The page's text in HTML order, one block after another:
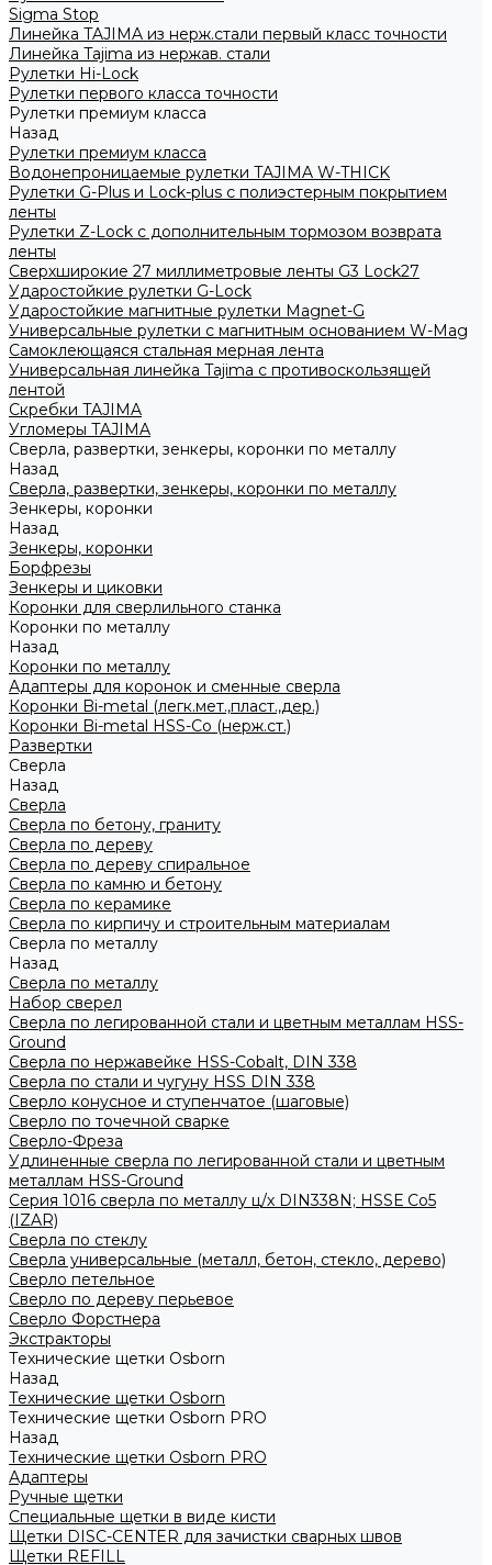
Sigma Stop
Линейка TAJIMA из нерж.стали первый класс точности
Линейка Tajima из нержав. стали
Рулетки Hi-Lock
Рулетки первого класса точности
Рулетки премиум класса
Назад
Рулетки премиум класса
Водонепроницаемые рулетки TAJIMA W-THICK
Рулетки G-Plus и Lock-plus с полиэстерным покрытием
ленты
Рулетки Z-Lock с дополнительным тормозом возврата
ленты
Сверхширокие 27 миллиметровые ленты G3 Lock27
Ударостойкие рулетки G-Lock
Ударостойкие магнитные рулетки Magnet-G
Универсальные рулетки с магнитным основанием W-Mag
Самоклеющаяся стальная мерная лента
Универсальная линейка Tajima с противоскользящей
лентой
Скребки TAJIMA
Угломеры TAJIMA
Сверла, развертки, зенкеры, коронки по металлу
Назад
Сверла, развертки, зенкеры, коронки по металлу
Зенкеры, коронки
Назад
Зенкеры, коронки
Борфрезы
Зенкеры и циковки
Коронки для сверлильного станка
Коронки по металлу
Назад
Коронки по металлу
Адаптеры для коронок и сменные сверла
Коронки Bi-metal (легк.мет.,пласт.,дер.)
Коронки Bi-metal HSS-Co (нерж.ст.)
Развертки
Сверла
Назад
Сверла
Сверла по бетону, граниту
Сверла по дереву
Сверла по дереву спиральное
Сверла по камню и бетону
Сверла по керамике
Сверла по кирпичу и строительным материалам
Сверла по металлу
Назад
Сверла по металлу
Набор сверел
Сверла по легированной стали и цветным металлам HSS-
Ground
Сверла по нержавейке HSS-Cobalt, DIN 338
Сверла по стали и чугуну HSS DIN 338
Сверло конусное и ступенчатое (шаговые)
Сверло по точечной сварке
Сверло-Фреза
Удлиненные сверла по легированной стали и цветным
металлам HSS-Ground
Серия 1016 сверла по металлу ц/х DIN338N; HSSЕ Со5
(IZAR)
Сверла по стеклу
Сверла универсальные (металл, бетон, стекло, дерево)
Сверло петельное
Сверло по дереву перьевое
Сверло Форстнера
Экстракторы
Технические щетки Osborn
Назад
Технические щетки Osborn
Технические щетки Osborn PRO
Назад
Технические щетки Osborn PRO
Адаптеры
Ручные щетки
Специальные щетки в виде кисти
Щетки DISC-CENTER для зачистки сварных швов
Щетки REFILL